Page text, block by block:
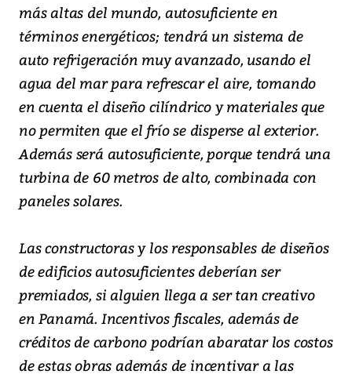
más altas del mundo, autosuficiente en
términos energéticos; tendrá un sistema de
auto refrigeración muy avanzado, usando el
agua del mar para refrescar el aire, tomando
en cuenta el diseño cilíndrico y materiales que
no permiten que el frío se disperse al exterior.
Además será autosuficiente, porque tendrá una
turbina de 60 metros de alto, combinada con
paneles solares.
Las constructoras y los responsables de diseños
de edificios autosuficientes deberían ser
premiados, si alguien llega a ser tan creativo
en Panamá. Incentivos fiscales, además de
créditos de carbono podrían abaratar los costos
de estas obras además de incentivar a las